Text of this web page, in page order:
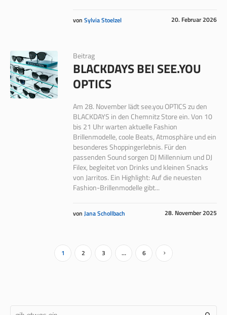
20. Februar 2026
von Sylvia Stoelzel
Beitrag
BLACKDAYS BEI SEE.YOU
OPTICS
Am 28. November lädt see.you OPTICS zu den
BLACKDAYS in den Chemnitz Store ein. Von 10
bis 21 Uhr warten aktuelle Fashion
Brillenmodelle, coole Beats, Atmosphäre und ein
besonderes Shoppingerlebnis. Für den
passenden Sound sorgen DJ Millennium und DJ
Filex, begleitet von Drinks und kleinen Snacks
von Jarritos. Ein Highlight: Auf die neuesten
Fashion-Brillenmodelle gibt...
28. November 2025
von Jana Schollbach
1 2 3 … 6